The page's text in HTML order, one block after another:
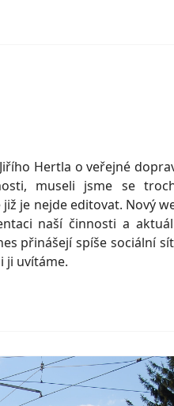
Hertla o veřejné
museli jsme se
je nejde editovat. Nový
naší činnosti a
přinášejí spíše sociální
ji uvítáme.